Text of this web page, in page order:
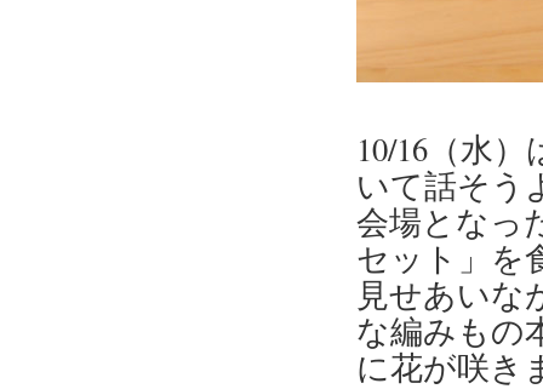
10/16（水
いて話そう
会場となっ
セット」を
見せあいな
な編みもの
に花が咲き